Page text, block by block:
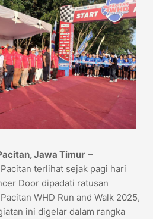
Jawa Timur –
terlihat sejak pagi hari
Door dipadati ratusan
WHD Run and Walk 2025,
ini digelar dalam rangka